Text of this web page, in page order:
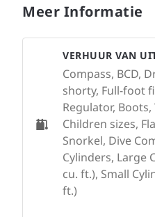
Meer Informatie
VERHUUR VAN
Compass, BCD,
shorty, Full-foot
Regulator,
Children sizes,
Snorkel, Dive
Cylinders, Large
cu. ft.), Small
ft.)